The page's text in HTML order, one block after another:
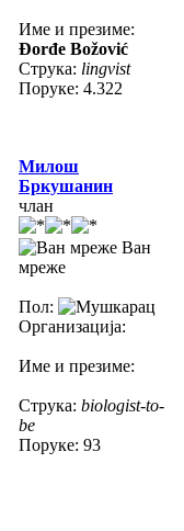
Име и презиме:
Đorđe Božović
Струка: lingvist
Поруке: 4.322
Милош
Бркушанин
члан
Ван
мреже
Пол:
Организација:
Име и презиме:
Струка: biologist-to-
be
Поруке: 93